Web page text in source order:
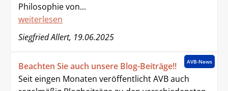
Philosophie von...
weiterlesen
Siegfried Allert, 19.06.2025
AVB-News
Beachten Sie auch unsere Blog-Beiträge!!
Seit eingen Monaten veröffentlicht AVB auch